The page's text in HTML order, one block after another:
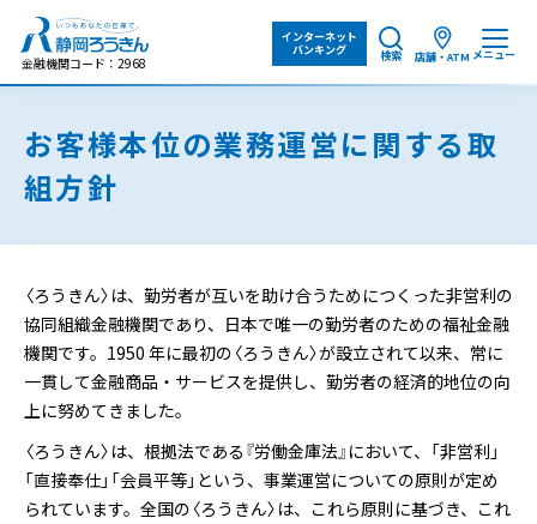
金融機関コード：2968
インターネット
バンキング
検索 店舗・ATM メニュー
お客様本位の業務運営に関する取
組方針
〈ろうきん〉は、勤労者が互いを助け合うためにつくった非営利の
協同組織金融機関であり、日本で唯一の勤労者のための福祉金融
機関です。1950 年に最初の〈ろうきん〉が設立されて以来、常に
一貫して金融商品・サービスを提供し、勤労者の経済的地位の向
上に努めてきました。
〈ろうきん〉は、根拠法である『労働金庫法』において、「非営利」
「直接奉仕」「会員平等」という、事業運営についての原則が定め
られています。全国の〈ろうきん〉は、これら原則に基づき、これ